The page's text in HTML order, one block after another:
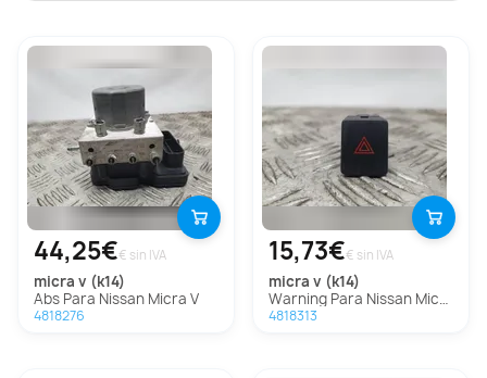
44,25€€ sin IVA
micra v (k14)
Abs Para Nissan Micra V
4818276
15,73€€ sin IVA
micra v (k14)
Warning Para Nissan Micra V
4818313